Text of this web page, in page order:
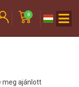
0
meg ajánlott